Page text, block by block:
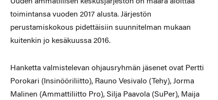
toimintansa vuoden 2017 alusta. Järjestön
perustamiskokous pidettäisiin suunnitelman mukaan
kuitenkin jo kesäkuussa 2016.
Hanketta valmistelevan ohjausryhmän jäsenet ovat Pertti
Porokari (Insinööriliitto), Rauno Vesivalo (Tehy), Jorma
Malinen (Ammattiliitto Pro), Silja Paavola (SuPer), Maija